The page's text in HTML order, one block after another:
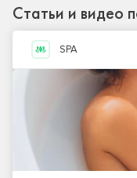
Статьи и видео
SPA